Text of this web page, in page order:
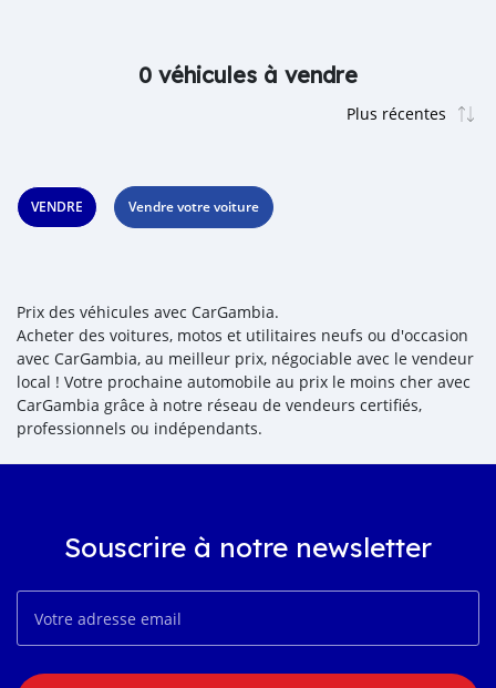
0 véhicules à vendre
VENDRE Vendre votre voiture
Prix des véhicules avec CarGambia.
Acheter des voitures, motos et utilitaires neufs ou d'occasion
avec CarGambia, au meilleur prix, négociable avec le vendeur
local ! Votre prochaine automobile au prix le moins cher avec
CarGambia grâce à notre réseau de vendeurs certifiés,
professionnels ou indépendants.
Souscrire à notre newsletter